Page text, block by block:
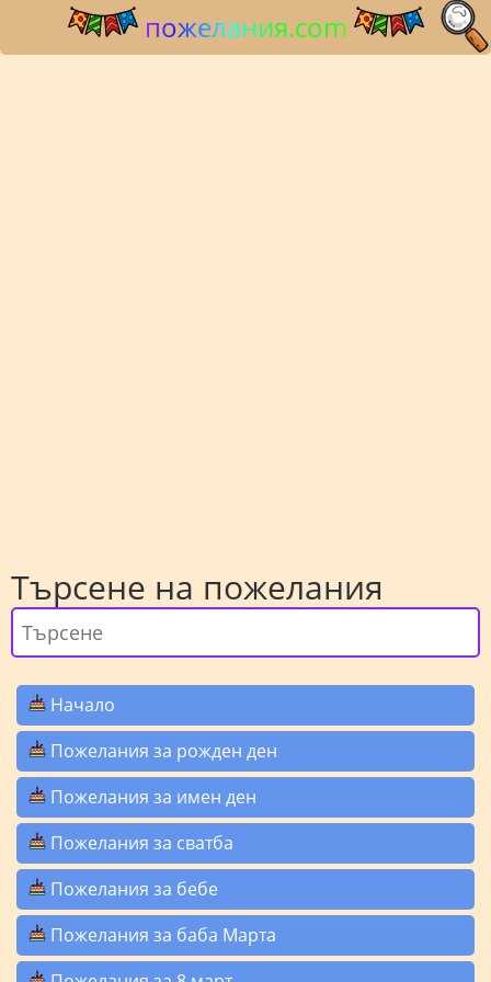
пожелания.com
Търсене на пожелания
Начало
Пожелания за рожден ден
Пожелания за имен ден
Пожелания за сватба
Пожелания за бебе
Пожелания за баба Марта